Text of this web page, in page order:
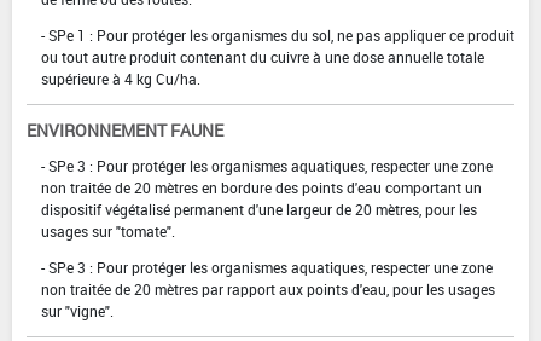
- SPe 1 : Pour protéger les organismes du sol, ne pas appliquer ce produit
ou tout autre produit contenant du cuivre à une dose annuelle totale
supérieure à 4 kg Cu/ha.
ENVIRONNEMENT FAUNE
- SPe 3 : Pour protéger les organismes aquatiques, respecter une zone
non traitée de 20 mètres en bordure des points d'eau comportant un
dispositif végétalisé permanent d'une largeur de 20 mètres, pour les
usages sur "tomate".
- SPe 3 : Pour protéger les organismes aquatiques, respecter une zone
non traitée de 20 mètres par rapport aux points d'eau, pour les usages
sur "vigne".